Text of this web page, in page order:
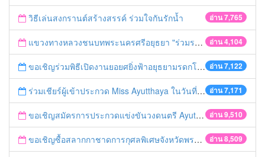
อ่าน 7,765
วิธีเล่นสงกรานต์สร้างสรรค์ ร่วมใจกันรักน้ำ
อ่าน 4,104
แขวงทางหลวงชนบทพระนครศรีอยุธยา "ร่วมรณรงค์ ขับช้า เปิดไฟหน้า คาดเข็มขัด" เทศกาลสงกรานต์ ปี 2561
อ่าน 7,122
ขอเชิญร่วมพิธีเปิดงานยอยศยิ่งฟ้าอยุธยามรดกโลก
อ่าน 7,171
ร่วมเชียร์ผู้เข้าประกวด Miss Ayutthaya ในวันที่ 15 ธันวาคม 2560
อ่าน 9,510
ขอเชิญสมัครการประกวดแข่งขันวงดนตรี Ayutthaya battle of the bands
อ่าน 8,509
ขอเชิญซื้อสลากกาชาดการกุศลพิเศษจังหวัดพระนครศรีอยุธยา 2560